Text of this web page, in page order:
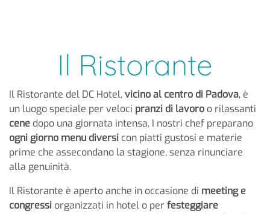
Il Ristorante
Il Ristorante del DC Hotel,vicino al centro di Padova, è
un luogo speciale per veloci pranzi di lavoro o rilassanti
cene dopo una giornata intensa. I nostri chef preparano
ogni giorno menu diversi con piatti gustosi e materie
prime che assecondano la stagione, senza rinunciare
alla genuinità.
Il Ristorante è aperto anche in occasione di meeting e
congressi organizzati in hotel o perfesteggiare